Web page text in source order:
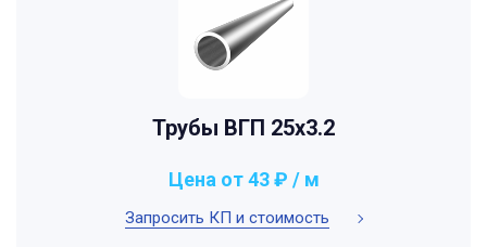
Трубы ВГП 25x3.2
Запросить КП и стоимость
Цена от 43 ₽ / м